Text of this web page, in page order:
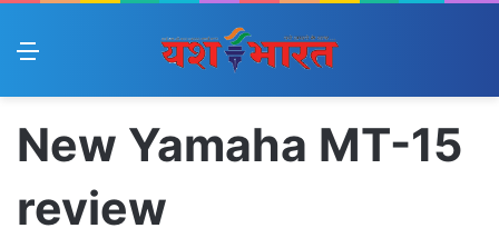
Menu
New Yamaha MT-15
review